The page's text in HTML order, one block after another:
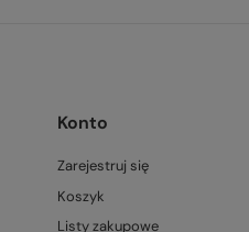
Konto
Zarejestruj się
Koszyk
Listy zakupowe